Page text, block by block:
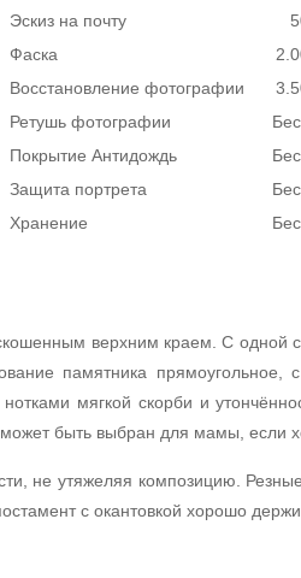
Эскиз на почту
Фаска
Восстановление фотографии
Ретушь фотографии
Покрытие Антидождь
Защита портрета
Хранение
верхним краем. С
памятника
мягкой скорби и
быть выбран для мамы, если
не утяжеляя композицию.
с окантовкой хорошо